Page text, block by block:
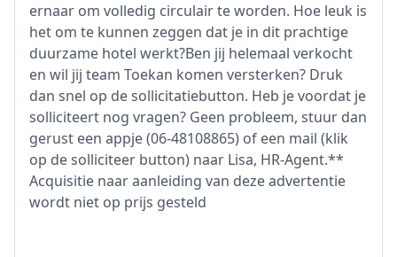
ernaar om volledig circulair te worden. Hoe leuk is
het om te kunnen zeggen dat je in dit prachtige
duurzame hotel werkt?Ben jij helemaal verkocht
en wil jij team Toekan komen versterken? Druk
dan snel op de sollicitatiebutton. Heb je voordat je
solliciteert nog vragen? Geen probleem, stuur dan
gerust een appje (06-48108865) of een mail (klik
op de solliciteer button) naar Lisa, HR-Agent.**
Acquisitie naar aanleiding van deze advertentie
wordt niet op prijs gesteld